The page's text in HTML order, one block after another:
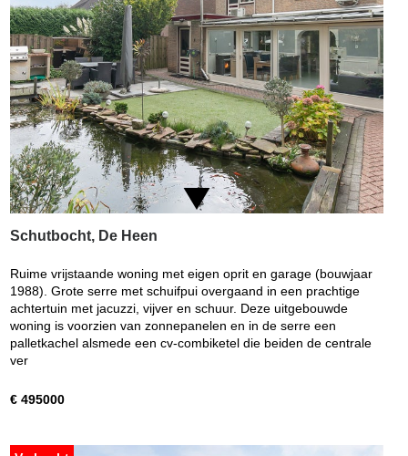
Schutbocht, De Heen
Ruime vrijstaande woning met eigen oprit en garage (bouwjaar
1988). Grote serre met schuifpui overgaand in een prachtige
achtertuin met jacuzzi, vijver en schuur. Deze uitgebouwde
woning is voorzien van zonnepanelen en in de serre een
palletkachel alsmede een cv-combiketel die beiden de centrale
ver
€ 495000